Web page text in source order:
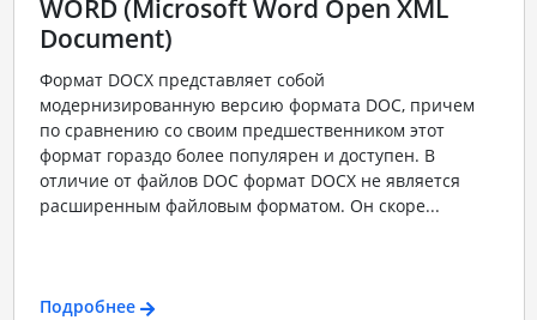
WORD (Microsoft Word Open XML
Document)
Формат DOCX представляет собой
модернизированную версию формата DOC, причем
по сравнению со своим предшественником этот
формат гораздо более популярен и доступен. В
отличие от файлов DOC формат DOCX не является
расширенным файловым форматом. Он скоре...
Подробнее